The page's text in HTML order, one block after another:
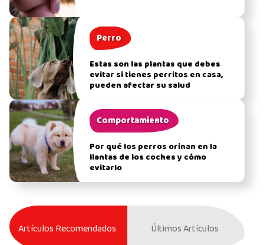
Perro
Estas son las plantas que debes
evitar si tienes perritos en casa,
pueden afectar su salud
Comportamiento
Por qué los perros orinan en la
llantas de los coches y cómo
evitarlo
Artículos Recomendados Últimos Artículos